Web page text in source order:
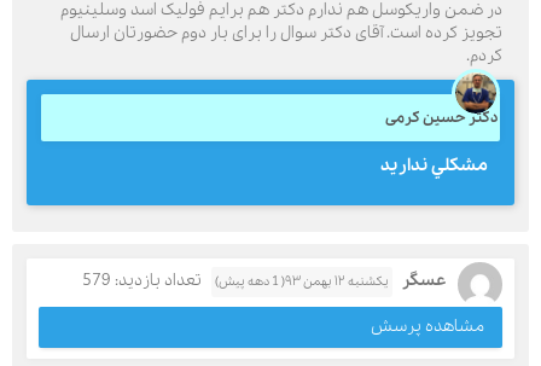
در ضمن واریکوسل هم ندارم دکتر هم برایم فولیک اسد وسلینیوم
تجویز کرده است. آقای دکتر سوال را برای بار دوم حضورتان ارسال
کردم.
دکتر حسین کرمی
مشكلي نداريد
عسگر یکشنبه ۱۲ بهمن ۹۳( 1 دهه پیش)
تعداد بازدید: 579
مشاهده پرسش